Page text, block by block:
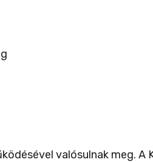
valósulnak meg.